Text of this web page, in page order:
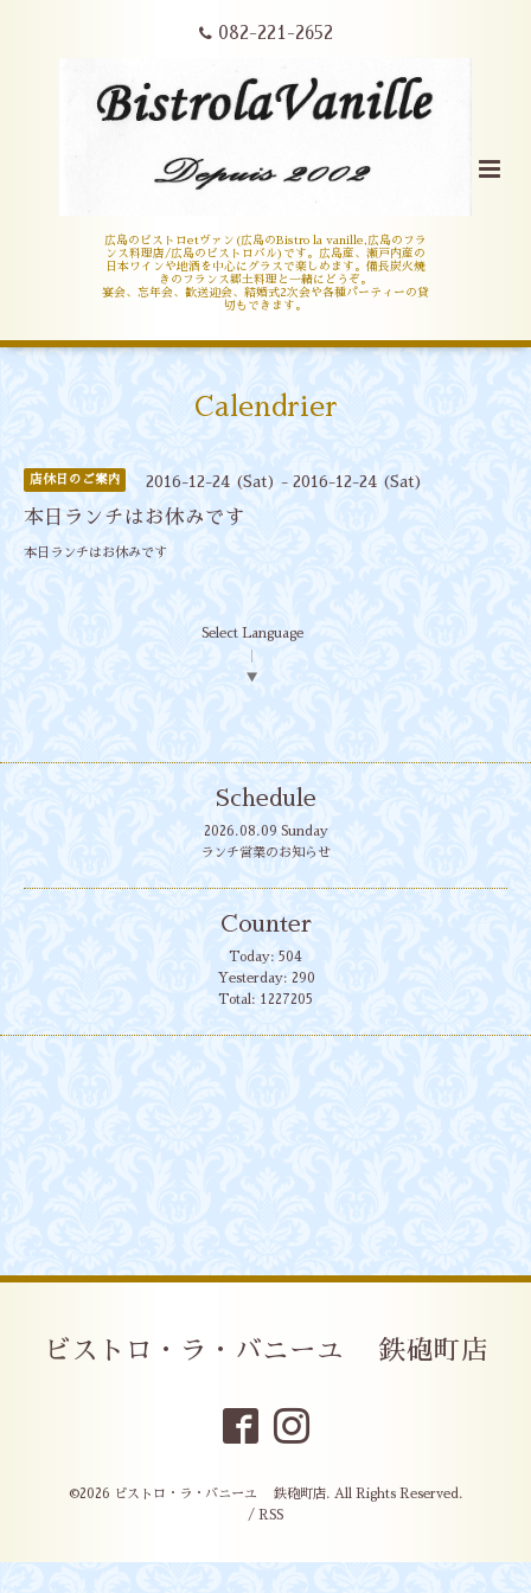
082-221-2652
広島のビストロetヴァン(広島のBistro la vanille,広島のフラ
ンス料理店/広島のビストロバル)です。広島産、瀬戸内産の
日本ワインや地酒を中心にグラスで楽しめます。備長炭火焼
きのフランス郷土料理と一緒にどうぞ。
宴会、忘年会、歓送迎会、結婚式2次会や各種パーティーの貸
切もできます。
Calendrier
店休日のご案内 2016-12-24 (Sat) - 2016-12-24 (Sat)
本日ランチはお休みです
本日ランチはお休みです
Select Language
▼
Schedule
2026.08.09 Sunday
ランチ営業のお知らせ
Counter
Today: 504
Yesterday: 290
Total: 1227205
ビストロ・ラ・バニーユ 鉄砲町店
©2026 ビストロ・ラ・バニーユ 鉄砲町店. All Rights Reserved.
/
RSS